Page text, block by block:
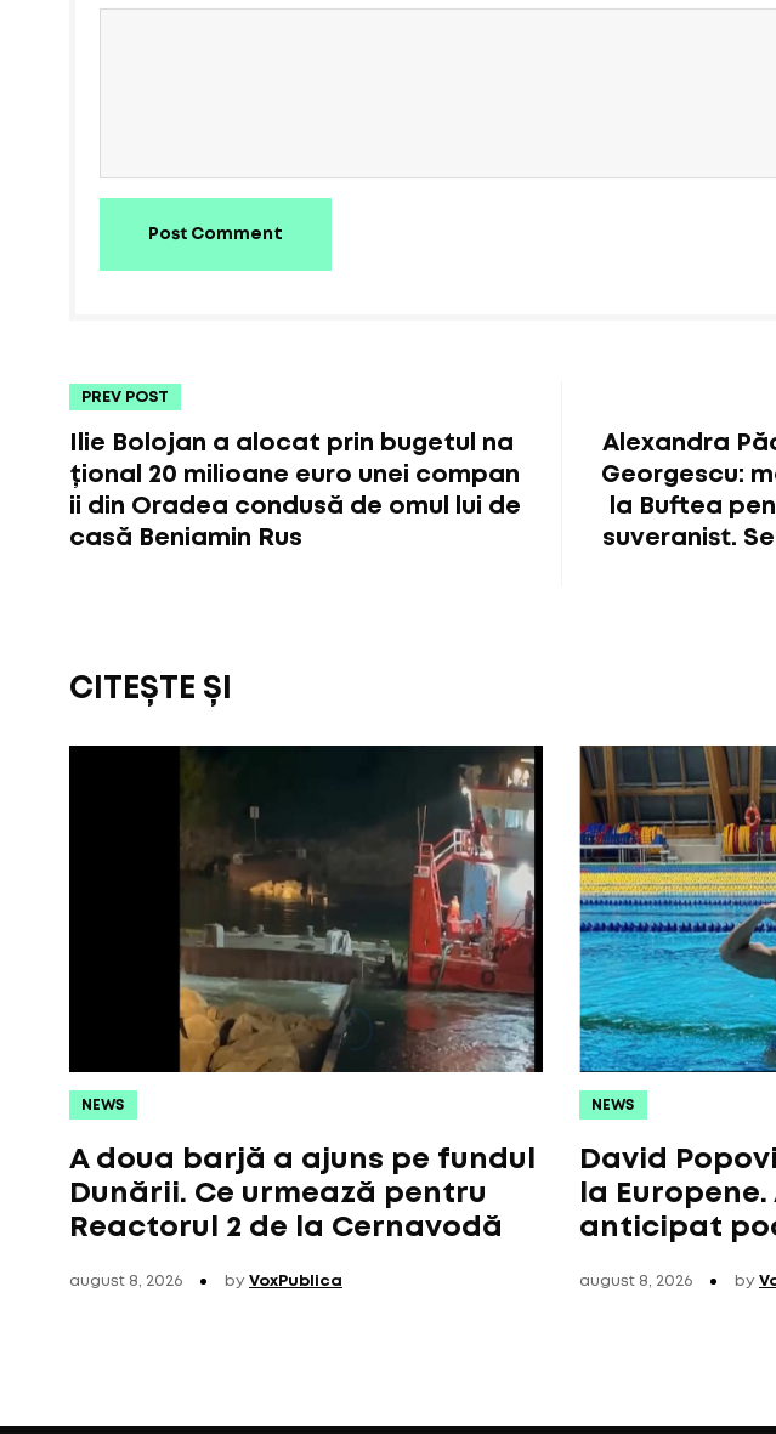
Post Comment
PREV POST
Ilie Bolojan a alocat prin bugetul na
țional 20 milioane euro unei compan
ii din Oradea condusă de omul lui de
casă Beniamin Rus
Alexandra
Georgescu:
la Buftea
suveranist.
CITEȘTE ȘI
NEWS
A doua barjă a ajuns pe fundul
Dunării. Ce urmează pentru
Reactorul 2 de la Cernavodă
august 8, 2026 by VoxPublica
NEWS
David
la
anticipat
august 8, 2026 by